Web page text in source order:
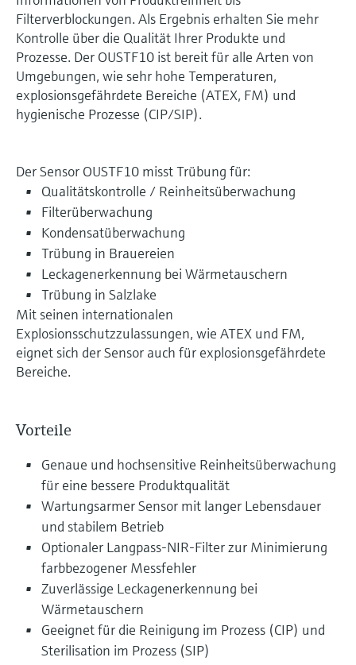
Filterverblockungen. Als Ergebnis erhalten Sie mehr
Kontrolle über die Qualität Ihrer Produkte und
Prozesse. Der OUSTF10 ist bereit für alle Arten von
Umgebungen, wie sehr hohe Temperaturen,
explosionsgefährdete Bereiche (ATEX, FM) und
hygienische Prozesse (CIP/SIP).
Der Sensor OUSTF10 misst Trübung für:
Qualitätskontrolle / Reinheitsüberwachung
Filterüberwachung
Kondensatüberwachung
Trübung in Brauereien
Leckagenerkennung bei Wärmetauschern
Trübung in Salzlake
Mit seinen internationalen
Explosionsschutzzulassungen, wie ATEX und FM,
eignet sich der Sensor auch für explosionsgefährdete
Bereiche.
Vorteile
Genaue und hochsensitive Reinheitsüberwachung
für eine bessere Produktqualität
Wartungsarmer Sensor mit langer Lebensdauer
und stabilem Betrieb
Optionaler Langpass-NIR-Filter zur Minimierung
farbbezogener Messfehler
Zuverlässige Leckagenerkennung bei
Wärmetauschern
Geeignet für die Reinigung im Prozess (CIP) und
Sterilisation im Prozess (SIP)